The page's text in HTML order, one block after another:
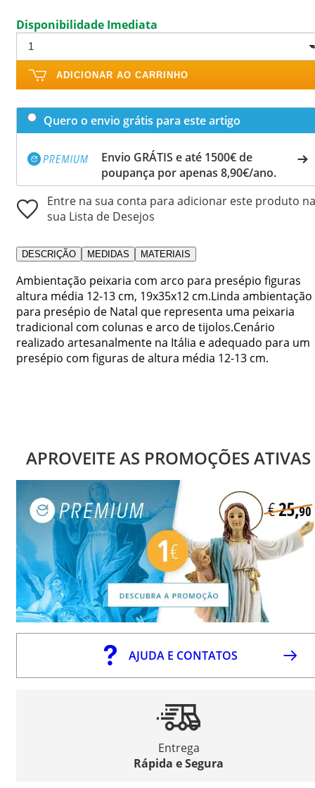
Disponibilidade Imediata
ADICIONAR AO CARRINHO
Quero o envio grátis para este artigo
Envio GRÁTIS e até 1500€ de
poupança por apenas 8,90€/ano.
Entre na sua conta para adicionar este produto na
sua Lista de Desejos
DESCRIÇÃO MEDIDAS MATERIAIS
Ambientação peixaria com arco para presépio figuras
altura média 12-13 cm, 19x35x12 cm.Linda ambientação
para presépio de Natal que representa uma peixaria
tradicional com colunas e arco de tijolos.Cenário
realizado artesanalmente na Itália e adequado para um
presépio com figuras de altura média 12-13 cm.
APROVEITE AS PROMOÇÕES ATIVAS
AJUDA E CONTATOS
Entrega
Rápida e Segura